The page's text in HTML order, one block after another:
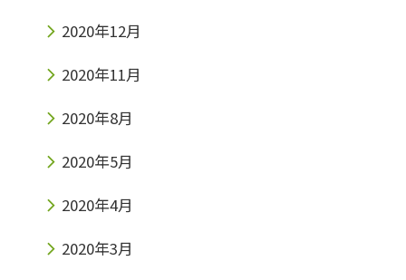
2020年12月
2020年11月
2020年8月
2020年5月
2020年4月
2020年3月